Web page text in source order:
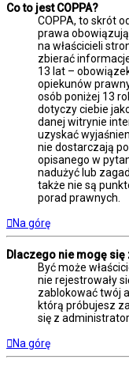
Co to jest COPPA?
COPPA, to skrót
prawa
na właścicieli
zbierać
13 lat –
opiekunów
osób poniżej 13
dotyczy ciebie
danej witrynie
uzyskać
nie dostarczają
opisanego w
nadużyć lub
także nie są
porad prawnych.
Na górę
Dlaczego nie mogę
Być może
nie rejestrowały
zablokować twój
którą próbujesz
się z
Na górę